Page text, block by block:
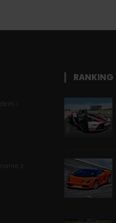
i
z